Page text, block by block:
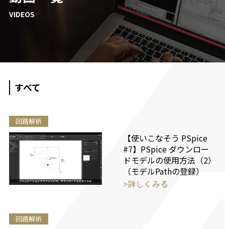
VIDEOS
すべて
回路解析
【使いこなそう PSpice
#7】PSpice ダウンロー
ドモデルの使用方法（2）
（モデルPathの登録）
>詳しくみる
回路解析